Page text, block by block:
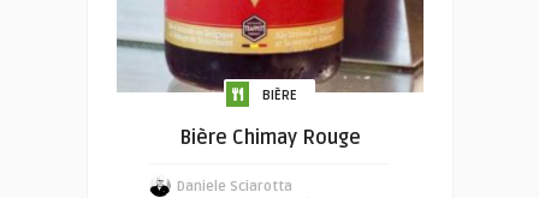
BIÈRE
Bière Chimay Rouge
Daniele Sciarotta